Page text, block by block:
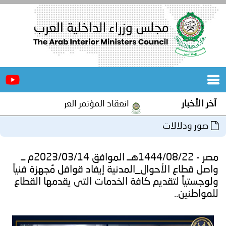
الرئيسية
المجلس
مؤتمرات
و
جهود
آخر الأخبار انعقاد المؤتمر العربي الثاني عشر
صور ودلالات
مصر - 1444/08/22هــ الموافق 2023/03/14م ــ
واصل قطاع الأحوال_المدنية إيفاد قوافل مُجهزة فنياً
ولوجستياً لتقديم كافة الخدمات التى يقدمها القطاع
للمواطنين..